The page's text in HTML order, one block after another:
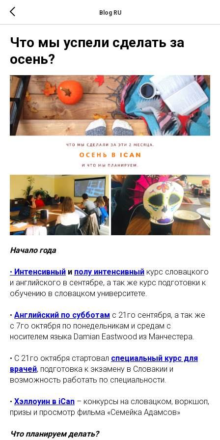
Blog RU
Что мы успели сделать за
осень?
Начало года
• Интенсивный и полу интенсивный курс словацкого
и английского в сентябре, а так же курс подготовки к
обучению в словацком университете.
• Английский по субботам с 21го сентября, а так же
с 7го октября по понедельникам и средам с
носителем языка Damian Eastwood из Манчестера.
• С 21го октября стартовал специальный курс для
врачей, подготовка к экзамену в Словакии и
возможность работать по специальности.
• Хэллоуин в iCan – конкурсы на словацком, воркшоп,
призы и просмотр фильма «Семейка Адамсов»
Что планируем делать?